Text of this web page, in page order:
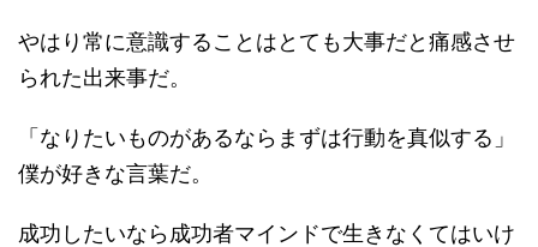
やはり常に意識することはとても大事だと痛感させ
られた出来事だ。
「なりたいものがあるならまずは行動を真似する」
僕が好きな言葉だ。
成功したいなら成功者マインドで生きなくてはいけ